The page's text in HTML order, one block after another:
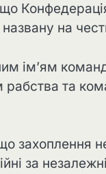
на
ім’ям
та
захоплення
за